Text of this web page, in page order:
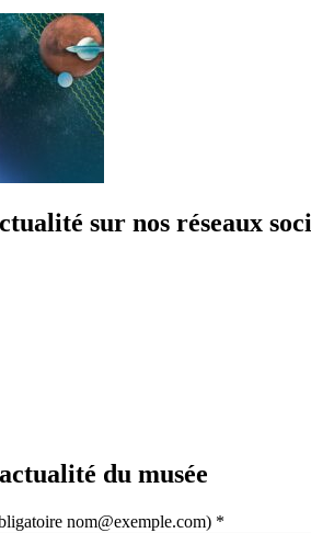
sur nos réseaux
du musée
nom@exemple.com) *